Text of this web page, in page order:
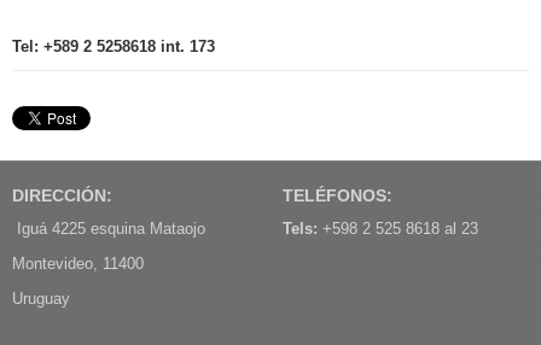
Tel: +589 2 5258618 int. 173
DIRECCIÓN:
Iguá 4225 esquina Mataojo
Montevideo, 11400
Uruguay
TELÉFONOS:
Tels: +598 2 525 8618 al 23